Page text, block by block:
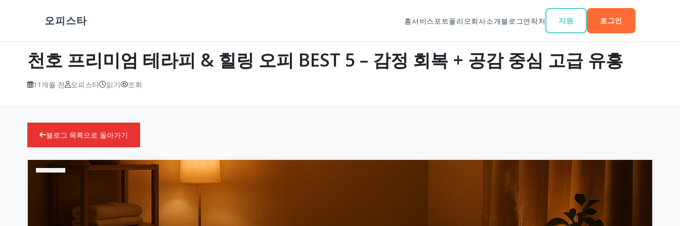
오피스타 홈서비스 포트폴리오회사소개블로그연락처 지원 로그인
천호 프리미엄 테라피 & 힐링 오피 BEST 5 – 감정 회복 + 공감 중심 고급 유흥
11개월 전 오피스타 읽기 조회
블로그 목록으로 돌아가기